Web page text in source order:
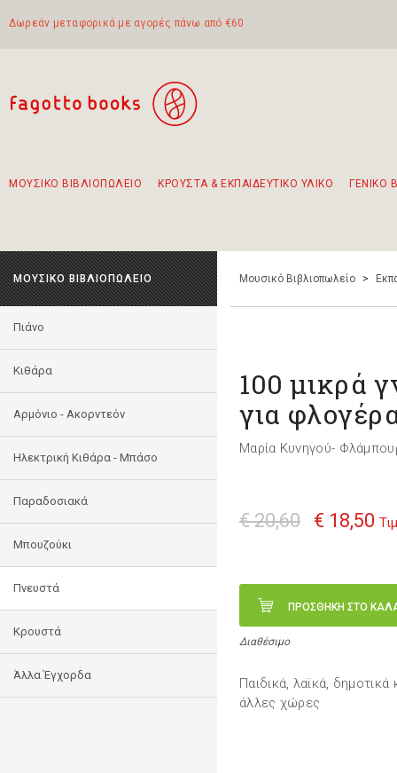
Δωρεάν μεταφορικά με αγορές πάνω από €60
ΜΟΥΣΙΚΟ ΒΙΒΛΙΟΠΩΛΕΙΟ ΚΡΟΥΣΤΑ & ΕΚΠΑΙΔΕΥΤΙΚΟ ΥΛΙΚΟ ΓΕΝΙΚΟ
ΜΟΥΣΙΚΟ ΒΙΒΛΙΟΠΩΛΕΙΟ
Πιάνο
Κιθάρα
Αρμόνιο - Ακορντεόν
Ηλεκτρική Κιθάρα - Μπάσο
Παραδοσιακά
Μπουζούκι
Πνευστά
Κρουστά
Άλλα Έγχορδα
Μουσικό Βιβλιοπωλείο >
100 μικρά
για
Μαρία Κυνηγού-
€ 20,60 € 18,50
ΠΡΟΣΘΗΚΗ ΣΤΟ
Διαθέσιμο
Παιδικά, λαϊκά,
άλλες χώρες